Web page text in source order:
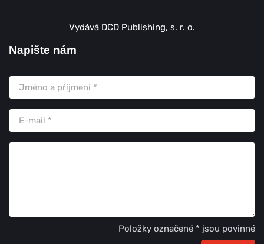
Vydává DCD Publishing, s. r. o.
Napište nám
Položky označené * jsou povinné